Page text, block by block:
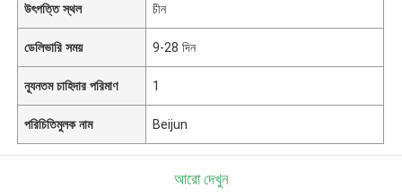
উৎপত্তি স্থল চীন
ডেলিভারি সময় 9-28 দিন
ন্যূনতম চাহিদার পরিমাণ 1
পরিচিতিমুলক নাম Beijun
আরো দেখুন